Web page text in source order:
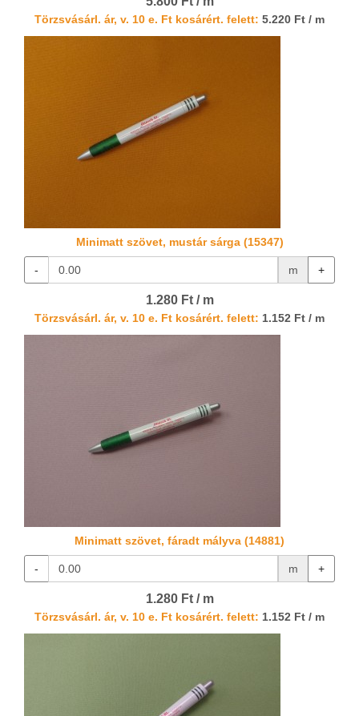
Törzsvásárl. ár, v. 10 e. Ft kosárért. felett: 5.220 Ft / m
Minimatt szövet, mustár sárga (15347)
- m +
1.280 Ft / m
Törzsvásárl. ár, v. 10 e. Ft kosárért. felett: 1.152 Ft / m
Minimatt szövet, fáradt mályva (14881)
- m +
1.280 Ft / m
Törzsvásárl. ár, v. 10 e. Ft kosárért. felett: 1.152 Ft / m